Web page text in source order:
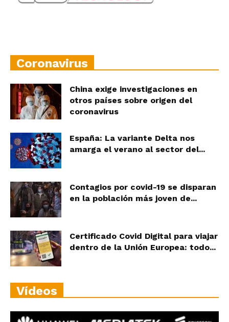
Coronavirus
China exige investigaciones en
otros países sobre origen del
coronavirus
España: La variante Delta nos
amarga el verano al sector del...
Contagios por covid-19 se disparan
en la población más joven de...
Certificado Covid Digital para viajar
dentro de la Unión Europea: todo...
Vídeos